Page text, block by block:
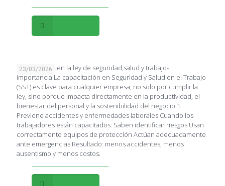
23/03/2026
Capacitación en la ley de seguridad,salud y trabajo-
importancia.La capacitación en Seguridad y Salud en el Trabajo
(SST) es clave para cualquier empresa, no solo por cumplir la
ley, sino porque impacta directamente en la productividad, el
bienestar del personal y la sostenibilidad del negocio.1.
Previene accidentes y enfermedades laborales Cuando los
trabajadores están capacitados: Saben identificar riesgos Usan
correctamente equipos de protección Actúan adecuadamente
ante emergencias Resultado: menos accidentes, menos
ausentismo y menos costos.